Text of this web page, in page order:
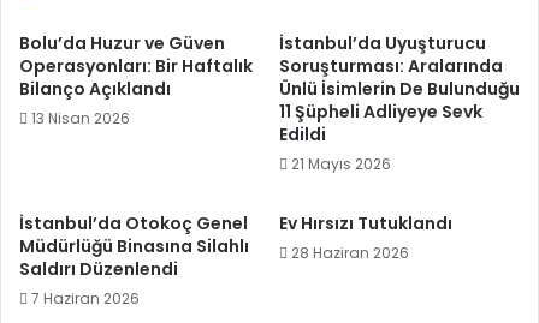
Bolu’da Huzur ve Güven
Operasyonları: Bir Haftalık
Bilanço Açıklandı
13 Nisan 2026
İstanbul’da Uyuşturucu
Soruşturması: Aralarında
Ünlü İsimlerin De Bulunduğu
11 Şüpheli Adliyeye Sevk
Edildi
21 Mayıs 2026
İstanbul’da Otokoç Genel
Müdürlüğü Binasına Silahlı
Saldırı Düzenlendi
7 Haziran 2026
Ev Hırsızı Tutuklandı
28 Haziran 2026